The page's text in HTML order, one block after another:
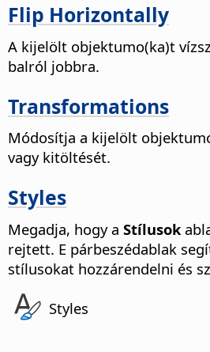
Flip Horizontally
A kijelölt objektumo(ka)t
balról jobbra.
Transformations
Módosítja a kijelölt
vagy kitöltését.
Styles
Megadja, hogy a Stílusok
rejtett. E párbeszédablak
stílusokat hozzárendelni és
Styles